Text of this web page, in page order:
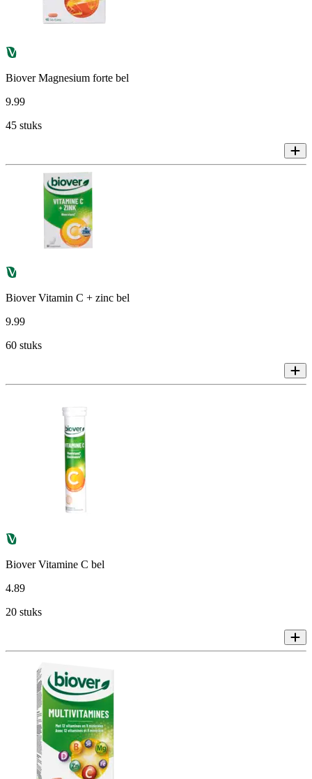
Biover Magnesium forte bel
9.99
45 stuks
Biover Vitamin C + zinc bel
9.99
60 stuks
Biover Vitamine C bel
4.89
20 stuks